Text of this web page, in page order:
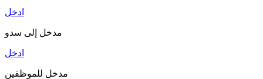
ادخل
مدخل إلى سدو
ادخل
مدخل للموظفين